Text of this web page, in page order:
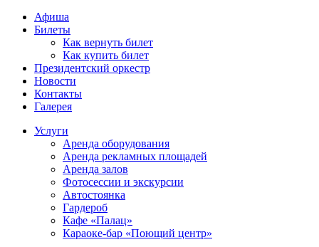
Афиша
Билеты
Как вернуть билет
Как купить билет
Президентский оркестр
Новости
Контакты
Галерея
Услуги
Аренда оборудования
Аренда рекламных площадей
Аренда залов
Фотосессии и экскурсии
Автостоянка
Гардероб
Кафе «Палац»
Караоке-бар «Поющий центр»